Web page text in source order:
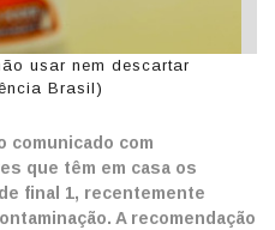
usar nem descartar
Brasil)
comunicado com
que têm em casa os
final 1, recentemente
A recomendação